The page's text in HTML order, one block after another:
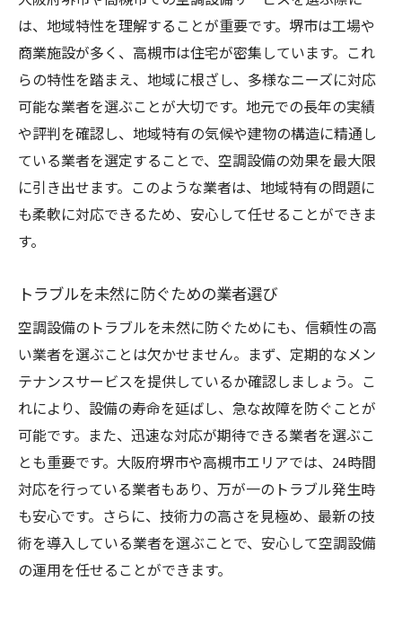
は、地域特性を理解することが重要です。堺市は工場や
商業施設が多く、高槻市は住宅が密集しています。これ
らの特性を踏まえ、地域に根ざし、多様なニーズに対応
可能な業者を選ぶことが大切です。地元での長年の実績
や評判を確認し、地域特有の気候や建物の構造に精通し
ている業者を選定することで、空調設備の効果を最大限
に引き出せます。このような業者は、地域特有の問題に
も柔軟に対応できるため、安心して任せることができま
す。
トラブルを未然に防ぐための業者選び
空調設備のトラブルを未然に防ぐためにも、信頼性の高
い業者を選ぶことは欠かせません。まず、定期的なメン
テナンスサービスを提供しているか確認しましょう。こ
れにより、設備の寿命を延ばし、急な故障を防ぐことが
可能です。また、迅速な対応が期待できる業者を選ぶこ
とも重要です。大阪府堺市や高槻市エリアでは、24時間
対応を行っている業者もあり、万が一のトラブル発生時
も安心です。さらに、技術力の高さを見極め、最新の技
術を導入している業者を選ぶことで、安心して空調設備
の運用を任せることができます。